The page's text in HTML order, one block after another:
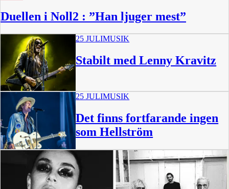
Duellen i Noll2 : ”Han ljuger mest”
25 JULIMUSIK
Stabilt med Lenny Kravitz
25 JULIMUSIK
Det finns fortfarande ingen
som Hellström